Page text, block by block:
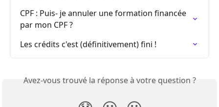
CPF : Puis- je annuler une formation financée
par mon CPF ?
Les crédits c'est (définitivement) fini !
Avez-vous trouvé la réponse à votre question ?